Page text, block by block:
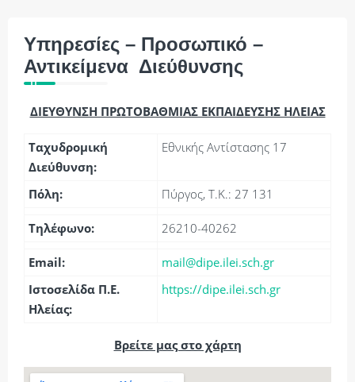
Υπηρεσίες – Προσωπικό –
Αντικείμενα Διεύθυνσης
ΔΙΕΥΘΥΝΣΗ ΠΡΩΤΟΒΑΘΜΙΑΣ ΕΚΠΑΙΔΕΥΣΗΣ ΗΛΕΙΑΣ
Ταχυδρομική
Διεύθυνση:
Εθνικής Αντίστασης 17
Πόλη: Πύργος, Τ.Κ.: 27 131
Τηλέφωνο: 26210-40262
Email:
mail@dipe.ilei.sch.gr
Ιστοσελίδα Π.Ε.
Ηλείας:
https://dipe.ilei.sch.gr
Βρείτε μας στο χάρτη